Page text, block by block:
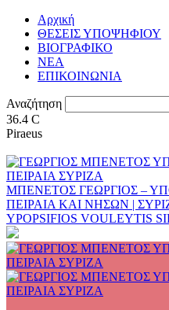
Αρχική
ΘΕΣΕΙΣ ΥΠΟΨΗΦΙΟΥ
ΒΙΟΓΡΑΦΙΚΟ
ΝΕΑ
ΕΠΙΚΟΙΝΩΝΙΑ
Αναζήτηση
36.4 C
Piraeus
ΜΠΕΝΕΤΟΣ ΓΕΩΡΓΙΟΣ –
ΠΕΙΡΑΙΑ ΚΑΙ ΝΗΣΩΝ |
YPOPSIFIOS VOULEYTIS